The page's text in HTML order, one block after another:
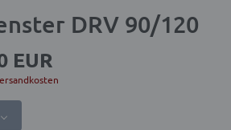
DRV 90/120
EUR